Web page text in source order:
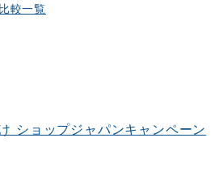
較一覧